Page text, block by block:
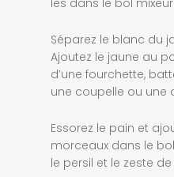
Séparez le blanc du
Ajoutez le jaune au
d’une fourchette,
une coupelle ou une
Essorez le pain et
morceaux dans le
le persil et le zeste de